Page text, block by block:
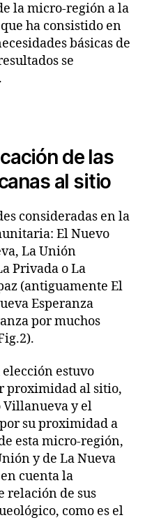
la micro-región a la
ha consistido en
básicas de
se
de las
al sitio
consideradas en la
El Nuevo
La Unión
Privada o La
(antiguamente El
Esperanza
por muchos
estuvo
proximidad al sitio,
Villanueva y el
su proximidad a
esta micro-región,
y de La Nueva
cuenta la
relación de sus
como es el